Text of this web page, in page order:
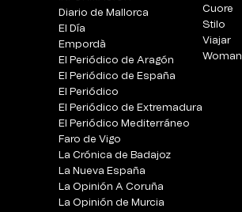
Diario de Mallorca
El Día
Empordà
El Periódico de Aragón
El Periódico de España
El Periódico
El Periódico de Extremadura
El Periódico Mediterráneo
Faro de Vigo
La Crónica de Badajoz
La Nueva España
La Opinión A Coruña
La Opinión de Murcia
Cuore
Stilo
Viajar
Woman